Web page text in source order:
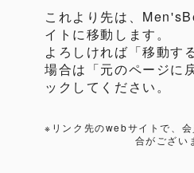
これより先は、
イトに移動します。
よろしければ「移動す
場合は「元のページに
ックしてください。
※リンク先のwebサイトで、
合がござい